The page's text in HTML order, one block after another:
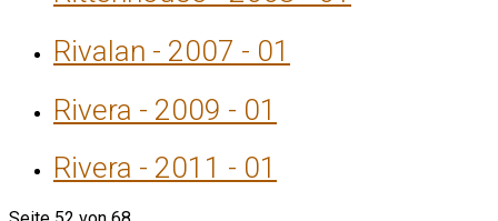
Rivalan - 2007 - 01
Rivera - 2009 - 01
Rivera - 2011 - 01